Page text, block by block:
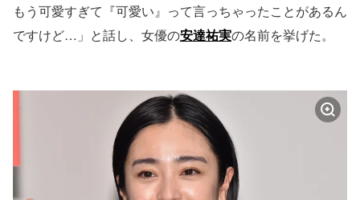
もう可愛すぎて『可愛い』って言っちゃったことがあるん
ですけど…」と話し、女優の安達祐実の名前を挙げた。